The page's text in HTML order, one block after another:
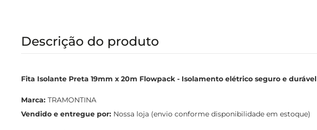
Descrição do produto
Fita Isolante Preta 19mm x 20m Flowpack - Isolamento elétrico seguro e durável
Marca: TRAMONTINA
Vendido e entregue por: Nossa loja (envio conforme disponibilidade em estoque)